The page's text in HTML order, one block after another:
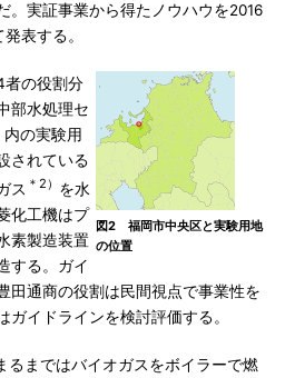
。実証事業から得たノウハウを2016
表する。
図2 福岡市中央区と実験用地
の位置
の役割分
部水処理セ
の実験用
されている
ス ＊2） を水
化工機はプ
素製造装置
する。ガイ
田通商の役割は民間視点で事業性を
イドラインを検討評価する。
るまではバイオガスをボイラーで燃